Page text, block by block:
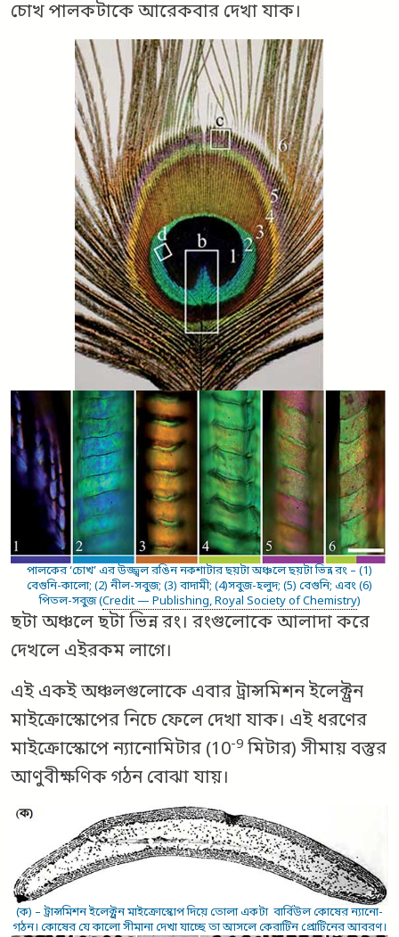
চোখ পালকটাকে আরেকবার দেখা যাক।
পালকের ‘চোখ’ এর উজ্জ্বল রঙিন নকশাটার ছয়টা অঞ্চলে ছয়টা ভিন্ন রং – (1)
বেগুনি-কালো; (2) নীল-সবুজ; (3) বাদামী; (4)সবুজ-হলুদ; (5) বেগুনি; এবং (6)
পিতল-সবুজ (Credit — Publishing, Royal Society of Chemistry)
ছটা অঞ্চলে ছটা ভিন্ন রং। রংগুলোকে আলাদা করে
দেখলে এইরকম লাগে।
এই একই অঞ্চলগুলোকে এবার ট্রান্সমিশন ইলেক্ট্রন
মাইক্রোস্কোপের নিচে ফেলে দেখা যাক। এই ধরণের
মাইক্রোস্কোপে ন্যানোমিটার (10-9 মিটার) সীমায় বস্তুর
আণুবীক্ষণিক গঠন বোঝা যায়।
(ক) – ট্রান্সমিশন ইলেক্ট্রন মাইক্রোস্কোপ দিয়ে তোলা একটা বার্বিউল কোষের ন্যানো-
গঠন। কোষের যে কালো সীমানা দেখা যাচ্ছে তা আসলে কেরাটিন প্রোটিনের আবরণ।